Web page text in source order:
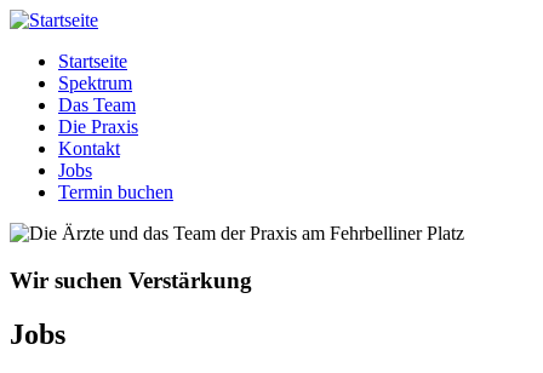
Direkt
Inhalt
Fehrbelliner
Platz
Sie
einfach
gut
behandelt.
Hauptnavigation
Startseite
Spektrum
Das Team
Die Praxis
Kontakt
Jobs
Termin buchen
Wir suchen Verstärkung
Jobs